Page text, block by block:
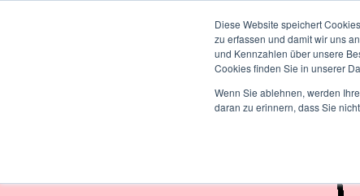
Diese Website speichert
zu erfassen und damit wir uns
und Kennzahlen über unsere
Cookies finden Sie in unserer
Wenn Sie ablehnen, werden
daran zu erinnern, dass Sie
ENTWICKLUNG